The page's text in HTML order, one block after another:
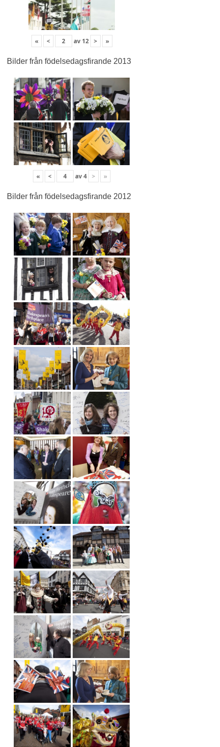
« < av 12 > »
Bilder från födelsedagsfirande 2013
« < av4 > »
Bilder från födelsedagsfirande 2012